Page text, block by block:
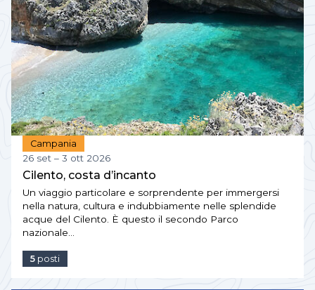
Campania
26 set – 3 ott 2026
Cilento, costa d’incanto
Un viaggio particolare e sorprendente per immergersi
nella natura, cultura e indubbiamente nelle splendide
acque del Cilento. È questo il secondo Parco
nazionale…
5 posti